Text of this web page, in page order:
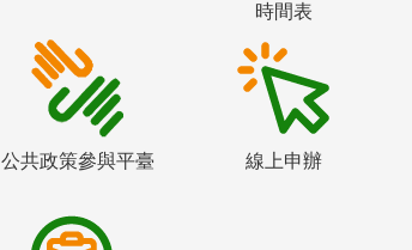
時間表
公共政策參與平臺 線上申辦